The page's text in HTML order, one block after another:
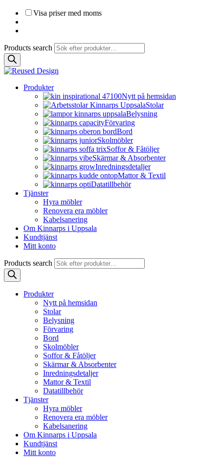
Visa priser med moms
Products search
Produkter
Nytt på hemsidan
Stolar
Belysning
Förvaring
Bord
Skolmöbler
Soffor & Fåtöljer
Skärmar & Absorbenter
Inredningsdetaljer
Mattor & Textil
Datatillbehör
Tjänster
Hyra möbler
Renovera era möbler
Kabelsanering
Om Kinnarps i Uppsala
Kundtjänst
Mitt konto
Products search
Produkter
Nytt på hemsidan
Stolar
Belysning
Förvaring
Bord
Skolmöbler
Soffor & Fåtöljer
Skärmar & Absorbenter
Inredningsdetaljer
Mattor & Textil
Datatillbehör
Tjänster
Hyra möbler
Renovera era möbler
Kabelsanering
Om Kinnarps i Uppsala
Kundtjänst
Mitt konto